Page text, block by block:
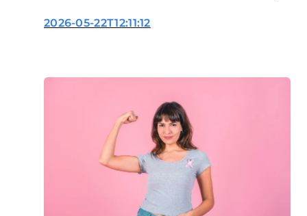
la differenza
2026-05-22T12:11:12